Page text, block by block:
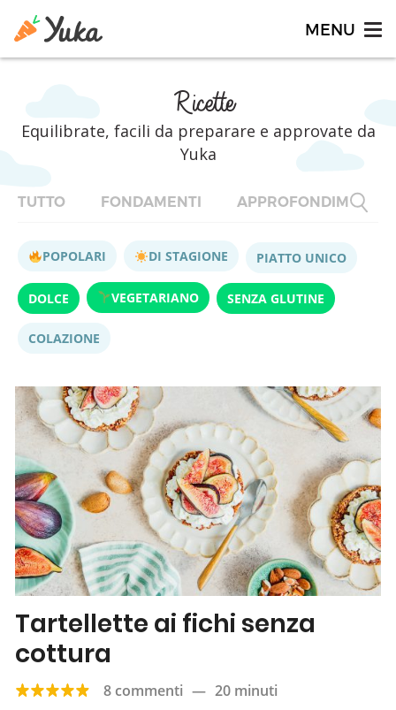
Ricette
Equilibrate, facili da preparare e approvate da
Yuka
TUTTO FONDAMENTI APPROFONDIMENTI
POPOLARI DI STAGIONE PIATTO UNICO
DOLCE VEGETARIANO SENZA GLUTINE
COLAZIONE
Tartellette ai fichi senza
cottura
8 commenti — 20 minuti